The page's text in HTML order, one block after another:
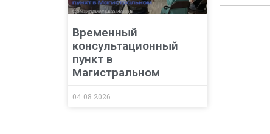
Временный
консультационный
пункт в
Магистральном
04.08.2026